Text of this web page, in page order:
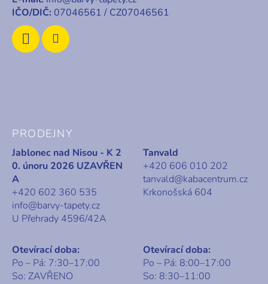
IČO/DIČ: 07046561 / CZ07046561
PRODEJNY
Jablonec nad Nisou - K 2
0. únoru 2026 UZAVŘEN
A
+420 602 360 535
info@barvy-tapety.cz
U Přehrady 4596/42A
Tanvald
+420 606 010 202
tanvald@kabacentrum.cz
Krkonošská 604
Otevírací doba:
Po – Pá: 7:30–17:00
So: ZAVŘENO
Otevírací doba:
Po – Pá: 8:00–17:00
So: 8:30–11:00